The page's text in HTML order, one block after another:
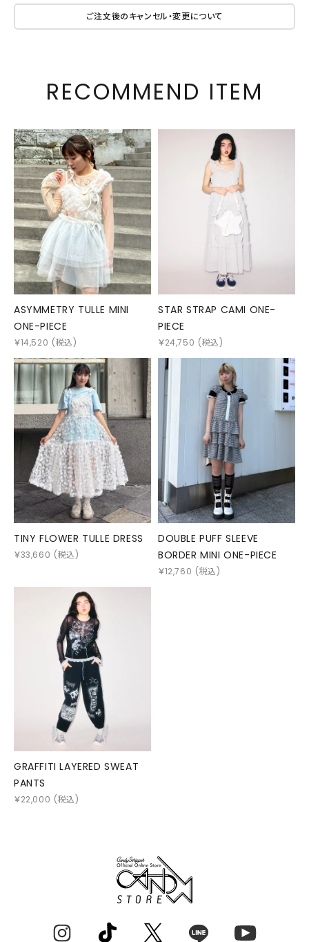
ご注文後のキャンセル・変更について
RECOMMEND ITEM
ASYMMETRY TULLE MINI
ONE-PIECE
￥14,520 (税込)
STAR STRAP CAMI ONE-
PIECE
￥24,750 (税込)
TINY FLOWER TULLE DRESS
￥33,660 (税込)
DOUBLE PUFF SLEEVE
BORDER MINI ONE-PIECE
￥12,760 (税込)
GRAFFITI LAYERED SWEAT
PANTS
￥22,000 (税込)